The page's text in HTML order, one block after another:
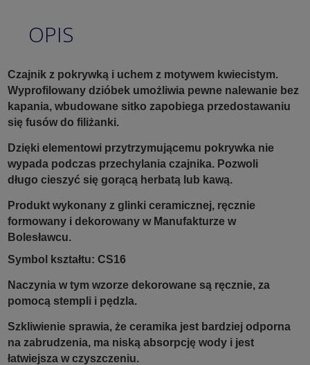
OPIS
Czajnik z pokrywką i uchem z motywem kwiecistym.
Wyprofilowany dzióbek umożliwia pewne nalewanie bez
kapania, wbudowane sitko zapobiega przedostawaniu
się fusów do filiżanki.
Dzięki elementowi przytrzymującemu pokrywka nie
wypada podczas przechylania czajnika. Pozwoli
długo cieszyć się gorącą herbatą lub kawą.
Produkt wykonany z glinki ceramicznej, ręcznie
formowany i dekorowany w Manufakturze w
Bolesławcu.
Symbol kształtu: CS16
Naczynia w tym wzorze dekorowane są ręcznie, za
pomocą stempli i pędzla.
Szkliwienie sprawia, że ceramika jest bardziej odporna
na zabrudzenia, ma niską absorpcję wody i jest
łatwiejsza w czyszczeniu.